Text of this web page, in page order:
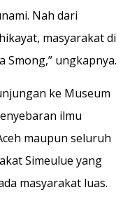
Nah dari
masyarakat di
Smong,” ungkapnya.
ke Museum
ilmu
maupun seluruh
Simeulue yang
masyarakat luas.